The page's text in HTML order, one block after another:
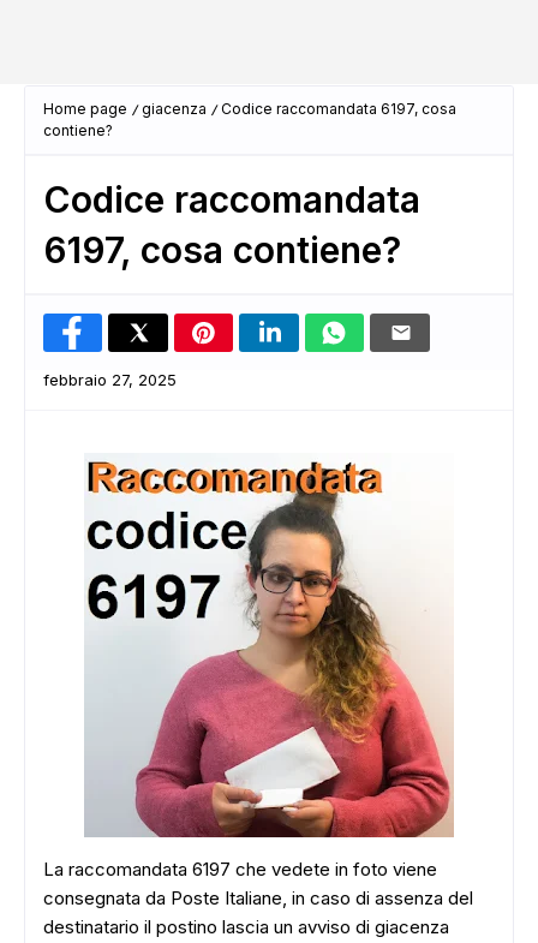
Home page giacenza
Codice raccomandata 6197, cosa
contiene?
Codice raccomandata
6197, cosa contiene?
febbraio 27, 2025
La raccomandata 6197 che vedete in foto viene
consegnata da Poste Italiane, in caso di assenza del
destinatario il postino lascia un avviso di giacenza